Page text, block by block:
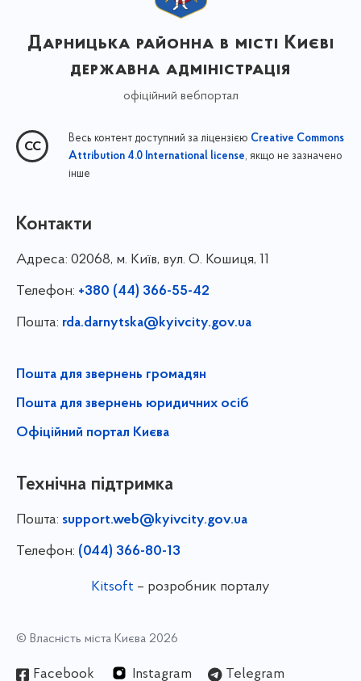
Дарницька районна в місті Києві
державна адміністрація
офіційний вебпортал
Весь контент доступний за ліцензією Creative Commons
Attribution 4.0 International license, якщо не зазначено
інше
Контакти
Адреса: 02068, м. Київ, вул. О. Кошиця, 11
Телефон: +380 (44) 366-55-42
Пошта: rda.darnytska@kyivcity.gov.ua
Пошта для звернень громадян
Пошта для звернень юридичних осіб
Офіційний портал Києва
Технічна підтримка
Пошта: support.web@kyivcity.gov.ua
Телефон: (044) 366-80-13
Kitsoft – розробник порталу
© Власність міста Києва 2026
Facebook Instagram Telegram